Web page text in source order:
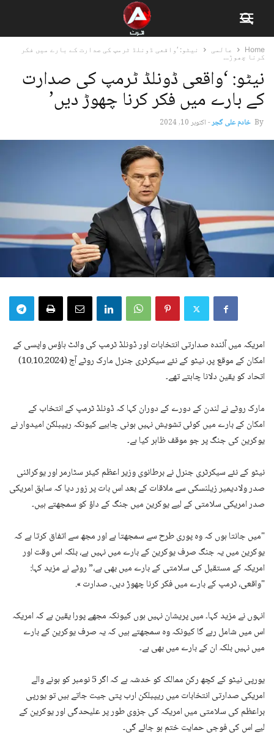
Home عالمی
نیٹو: ‘واقعی ڈونلڈ ٹرمپ کی صدارت کے بارے میں فکر
کرنا چھوڑ...
نیٹو: ‘واقعی ڈونلڈ ٹرمپ کی صدارت
کے بارے میں فکر کرنا چھوڑ دیں’
By خادم علی گجر-اکتوبر 10, 2024
امریکہ میں آئندہ صدارتی انتخابات اور ڈونلڈ ٹرمپ کی وائٹ ہاؤس واپسی کے
امکان کے موقع پر، نیٹو کے نئے سیکرٹری جنرل مارک روٹے آج (10.10.2024)
اتحاد کو یقین دلانا چاہتے تھے۔
مارک روٹے نے لندن کے دورے کے دوران کہا کہ ڈونلڈ ٹرمپ کے انتخاب کے
امکان کے بارے میں کوئی تشویش نہیں ہونی چاہیے کیونکہ ریپبلکن امیدوار نے
یوکرین کی جنگ پر جو موقف ظاہر کیا ہے۔
نیٹو کے نئے سیکرٹری جنرل نے برطانوی وزیر اعظم کیئر سٹارمر اور یوکرائنی
صدر ولادیمیر زیلنسکی سے ملاقات کے بعد اس بات پر زور دیا کہ سابق امریکی
صدر امریکی سلامتی کے لیے یوکرین میں جنگ کے داؤ کو سمجھتے ہیں۔
"میں جانتا ہوں کہ وہ پوری طرح سے سمجھتا ہے اور مجھ سے اتفاق کرتا ہے کہ
یوکرین میں یہ جنگ صرف یوکرین کے بارے میں نہیں ہے، بلکہ اس وقت اور
امریکہ کے مستقبل کی سلامتی کے بارے میں بھی ہے،” روٹے نے مزید کہا:
"واقعی، ٹرمپ کے بارے میں فکر کرنا چھوڑ دیں۔ صدارت ».
انہوں نے مزید کہا۔ میں پریشان نہیں ہوں کیونکہ مجھے پورا یقین ہے کہ امریکہ
اس میں شامل رہے گا کیونکہ وہ سمجھتے ہیں کہ یہ صرف یوکرین کے بارے
میں نہیں بلکہ ان کے بارے میں بھی ہے۔
یورپی نیٹو کے کچھ رکن ممالک کو خدشہ ہے کہ اگر 5 نومبر کو ہونے والے
امریکی صدارتی انتخابات میں ریپبلکن ارب پتی جیت جاتے ہیں تو یورپی
براعظم کی سلامتی میں امریکہ کی جزوی طور پر علیحدگی اور یوکرین کے
لیے اس کی فوجی حمایت ختم ہو جائے گی۔